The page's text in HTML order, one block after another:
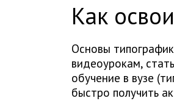
Как
Основы
видеоурокам,
обучение в вузе
быстро получить